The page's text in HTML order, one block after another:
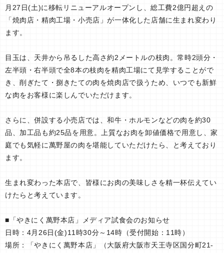
月27日(土)に移転リニューアルオープンし、総工費2億円超えの
「焼肉店・精肉工場・小売店」が一体化した店舗に生まれ変わり
ます。
目玉は、天井から吊るした高さ約2メートルの枝肉。常時2頭分・
左半頭・右半頭で全8本の枝肉を精肉工場にて見学することがで
き、削ぎたて・捌きたての肉を焼肉店で扱うため、いつでも新鮮
な肉をお客様に楽しんでいただけます。
さらに、併設する小売店では、和牛・ホルモンなどの肉を約30
品、加工品も約25品を用意。上質なお肉を卸値価格で用意し、家
庭でも気軽に萬野屋の肉を堪能していただけたら、と考えており
ます。
生まれ変わった本店で、皆様にお肉の美味しさを精一杯伝えてい
けたらと考えています。
■「やきにく萬野本店」メディア試食会のお知らせ
日時：4月26日(金)11時30分～14時（受付開始：11時）
場所：「やきにく萬野本店」（大阪府大阪市天王寺区国分町21-